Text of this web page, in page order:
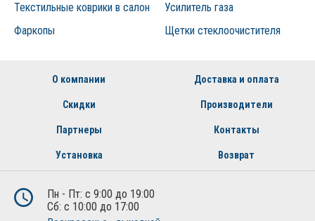
Текстильные коврики в салон
Усилитель газа
Фаркопы
Щетки стеклоочистителя
О компании Доставка и оплата
Скидки Производители
Партнеры Контакты
Установка Возврат
Пн - Пт: с 9:00 до 19:00
Сб: с 10:00 до 17:00